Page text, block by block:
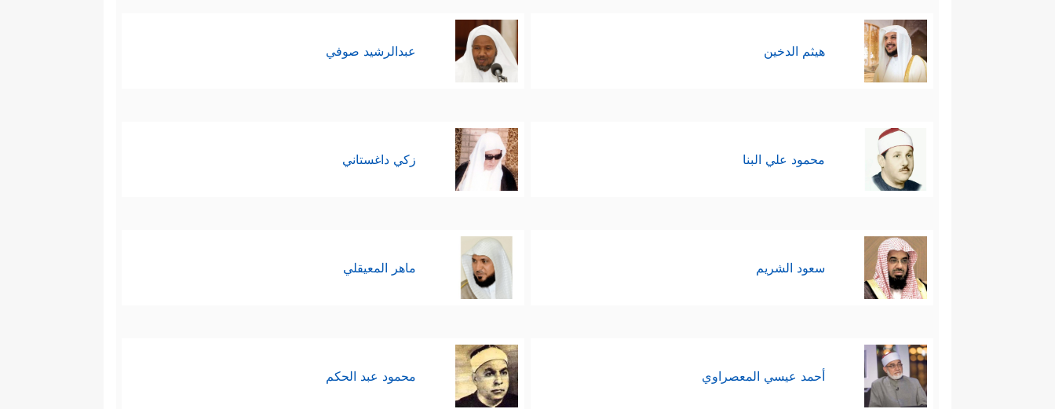
هيثم الدخين عبدالرشيد صوفي
محمود علي البنا زكي داغستاني
سعود الشريم ماهر المعيقلي
أحمد عيسي المعصراوي محمود عبد الحكم